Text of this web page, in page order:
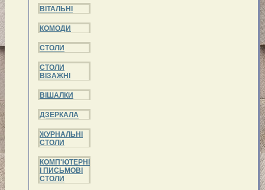
ВІТАЛЬНІ
КОМОДИ
СТОЛИ
СТОЛИ
ВІЗАЖНІ
ВІШАЛКИ
ДЗЕРКАЛА
ЖУРНАЛЬНІ
СТОЛИ
КОМП'ЮТЕРНІ
І ПИСЬМОВІ
СТОЛИ